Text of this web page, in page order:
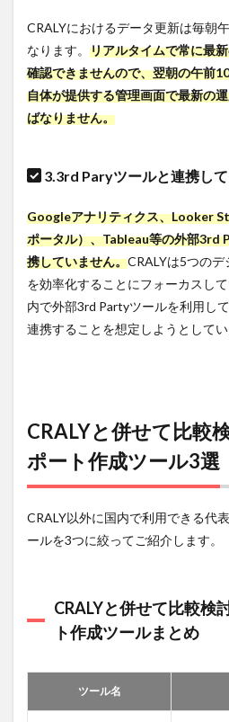
CRALYにおけるデータ更新は毎朝
なります。 リアルタイムで常に最
確認できませんので、翌朝の午前
自体が提供する管理画面で最新の
ばなりません。
3.3rd Paryツールと連携し
Googleアナリティクス、Looker
ポータル）、Tableau等の外部3rd
携していません。CRALYは5つの
を効率化することにフォーカスし
内で外部3rd Partyツールを利用し
連携することを想定しようとしてい
CRALYと併せて比較
ポート作成ツール3選
CRALY以外に国内で利用できる代
ールを3つに絞ってご紹介します。
CRALYと併せて比較検
ト作成ツールまとめ
ツール名